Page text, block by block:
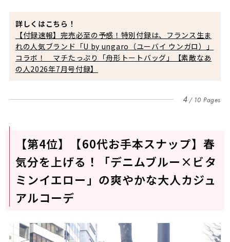
詳しくはこちら！
【付録速報】完売必至の予感！特別付録は、フランス生ま
れの人気ブランド「U by ungaro（ユーバイ ウンガロ）」
コラボ！ マチたっぷり「舟形トートバッグ」【素敵なあ
の人2026年7月号付録】
4 10 Pages
【第4位】【60代お手本スナップ】春
気分を上げる！「デニムブルー×ビタ
ミンイエロー」の爽やかな大人カジュ
アルコーデ